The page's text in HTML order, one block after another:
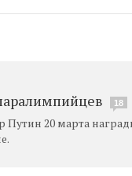
18
20 марта